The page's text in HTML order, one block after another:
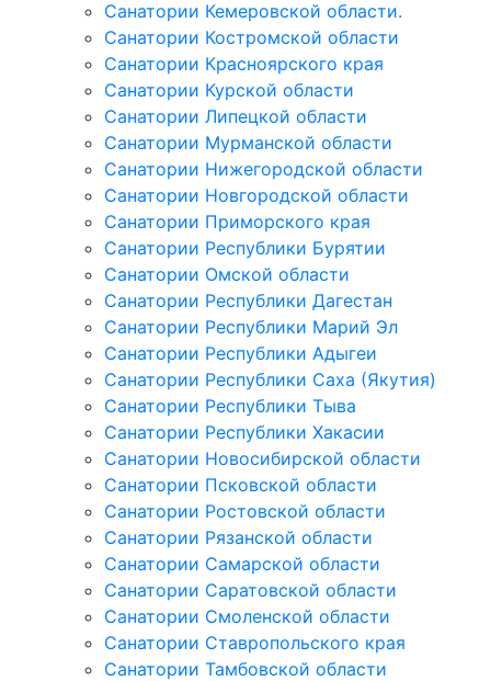
Санатории Кемеровской области.
Санатории Костромской области
Санатории Красноярского края
Санатории Курской области
Санатории Липецкой области
Санатории Мурманской области
Санатории Нижегородской области
Санатории Новгородской области
Санатории Приморского края
Санатории Республики Бурятии
Санатории Омской области
Санатории Республики Дагестан
Санатории Республики Марий Эл
Санатории Республики Адыгеи
Санатории Республики Саха (Якутия)
Санатории Республики Тыва
Санатории Республики Хакасии
Санатории Новосибирской области
Санатории Псковской области
Санатории Ростовской области
Санатории Рязанской области
Санатории Самарской области
Санатории Саратовской области
Санатории Смоленской области
Санатории Ставропольского края
Санатории Тамбовской области